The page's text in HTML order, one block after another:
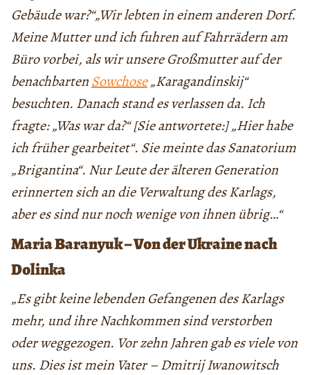
Gebäude war?“„Wir lebten in einem anderen Dorf.
Meine Mutter und ich fuhren auf Fahrrädern am
Büro vorbei, als wir unsere Großmutter auf der
benachbartenSowchose„Karagandinskij“
besuchten. Danach stand es verlassen da. Ich
fragte: „Was war da?“ [Sie antwortete:] „Hier habe
ich früher gearbeitet“. Sie meinte das Sanatorium
„Brigantina“. Nur Leute der älteren Generation
erinnerten sich an die Verwaltung des Karlags,
aber es sind nur noch wenige von ihnen übrig…“
Maria Baranyuk – Von der Ukraine nach
Dolinka
„Es gibt keine lebenden Gefangenen des Karlags
mehr, und ihre Nachkommen sind verstorben
oder weggezogen. Vor zehn Jahren gab es viele von
uns. Dies ist mein Vater – Dmitrij Iwanowitsch